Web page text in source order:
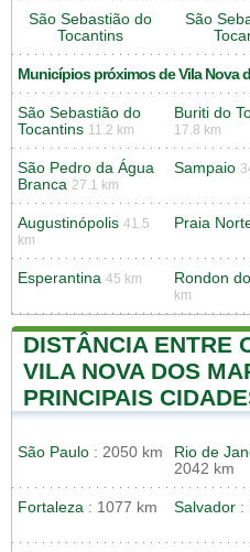
São Sebastião do
Tocantins
São
Municípios próximos de Vila Nova
São Sebastião do
Tocantins 11.2 km
Buriti do
17.8 km
São Pedro da Água
Branca 27.1 km
Sampaio
Augustinópolis 41.5
km
Praia
Esperantina 45 km Rondon
km
DISTÂNCIA ENTRE
VILA NOVA DOS
PRINCIPAIS
São Paulo : 2050 km Rio de
2042 km
Fortaleza : 1077 km Salvador :